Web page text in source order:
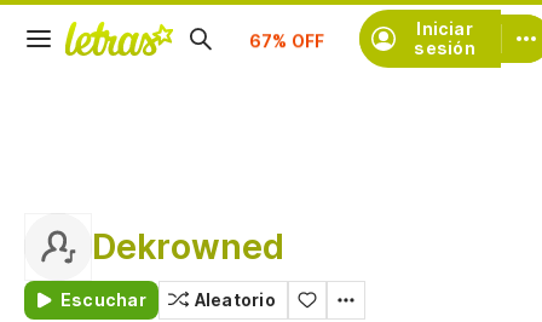
Iniciar
sesión
Suscríbete
Dekrowned
Escuchar Aleatorio